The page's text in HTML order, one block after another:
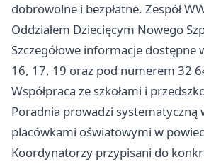
dobrowolne i bezpłatne. Zespół
Oddziałem Dziecięcym Nowego
Szczegółowe informacje dostępne
16, 17, 19 oraz pod numerem 32
Współpraca ze szkołami i
Poradnia prowadzi systematyczną
placówkami oświatowymi w
Koordynatorzy przypisani do